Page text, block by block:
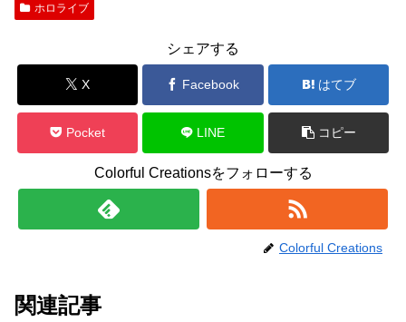
ホロライブ
シェアする
X Facebook はてブ
Pocket LINE コピー
Colorful Creationsをフォローする
Colorful Creations
関連記事